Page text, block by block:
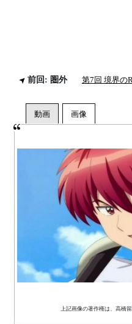
前回: 圏外 第7回 境界の
上記画像の著作権は、高橋